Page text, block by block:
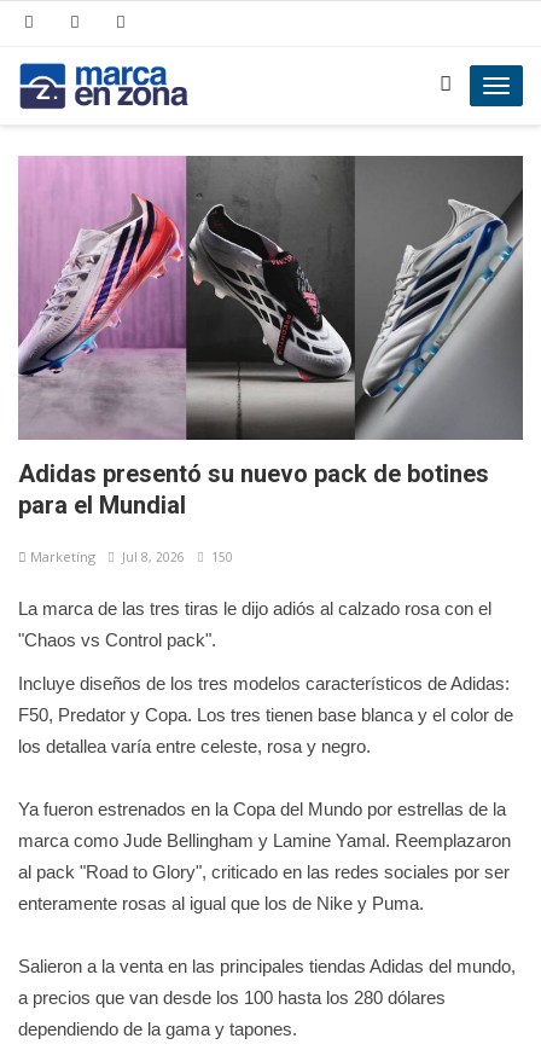
Adidas presentó su nuevo pack de botines
para el Mundial
Marketíng Jul 8, 2026 150
La marca de las tres tiras le dijo adiós al calzado rosa con el
"Chaos vs Control pack".
Incluye diseños de los tres modelos característicos de Adidas:
F50, Predator y Copa. Los tres tienen base blanca y el color de
los detallea varía entre celeste, rosa y negro.
Ya fueron estrenados en la Copa del Mundo por estrellas de la
marca como Jude Bellingham y Lamine Yamal. Reemplazaron
al pack "Road to Glory", criticado en las redes sociales por ser
enteramente rosas al igual que los de Nike y Puma.
Salieron a la venta en las principales tiendas Adidas del mundo,
a precios que van desde los 100 hasta los 280 dólares
dependiendo de la gama y tapones.